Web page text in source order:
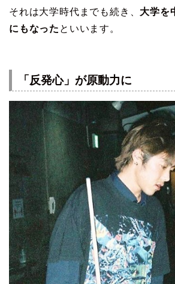
それは大学時代までも続き、 大学を
にもなった といいます。
「反発心」が原動力に